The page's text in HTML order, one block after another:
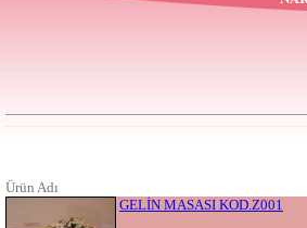
Ürün Adı
GELİN MASASI KOD.Z001